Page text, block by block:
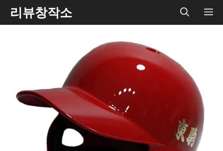
Skip리뷰창작소